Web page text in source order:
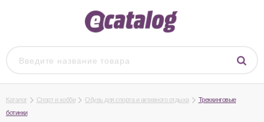
Каталог Спорт и хобби Обувь для спорта и активного отдыха
Треккинговые
ботинки